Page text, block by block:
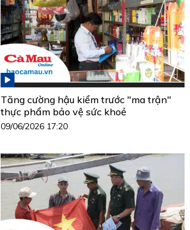
Tăng cường hậu kiểm trước "ma trận"
thực phẩm bảo vệ sức khoẻ
09/06/2026 17:20